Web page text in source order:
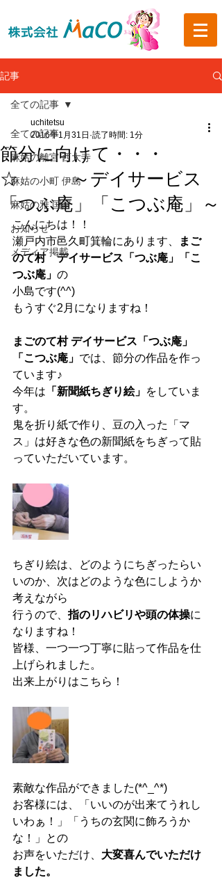
記事
全ての記事
麻姑の離宮 西大寺
麻姑の小町 伊島
麻姑の雅 国富
お知らせ
メディア掲載
全ての記事
節分に向けて・・・
☆ ～デイサービス
「つぶ庵」「こつぶ庵」～
uchitetsu
2016年1月31日 読了時間: 1分
こんにちは！！
瀬戸内市邑久町箕輪にあります、
まご
のて村　デイサービス「つぶ庵」「こ
つぶ庵」 の
小島です(^^)
もうすぐ2月になりますね！
まごのて村 デイサービス「つぶ庵」
「こつぶ庵」 では、節分の作品を作っ
ています♪
今年は 「新聞紙ちぎり絵」 をしていま
す。
鬼を折り紙で作り、豆の入った「マ
ス」は好きな色の新聞紙をちぎって貼
っていただいています。
ちぎり絵は、どのようにちぎったらい
いのか、次はどのような色にしようか
考えながら
行うので、 指のリハビリや頭の体操に
なりますね！
皆様、一つ一つ丁寧に貼って作品を仕
上げられました。
出来上がりはこちら！
素敵な作品ができました(*^_^*)
お客様には、「いいのが出来てうれし
いわぁ！」「うちの玄関に飾ろうか
な！」との
お声をいただけ、 大変喜んでいただけ
ました。